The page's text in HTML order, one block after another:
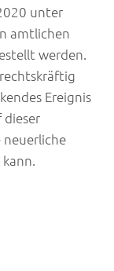
unter
amtlichen
werden.
Ereignis
dieser
neuerliche